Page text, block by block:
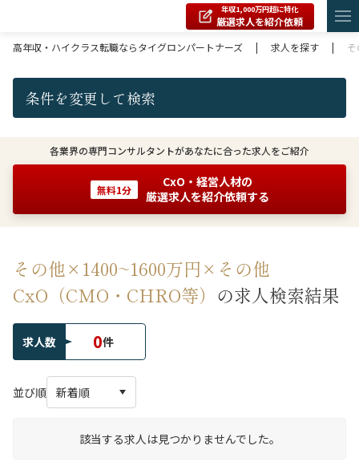
年収1,000万円超に特化
厳選求人を紹介依頼
高年収・ハイクラス転職ならタイグロンパートナーズ
| 求人を探す |
条件を変更して検索
各業界の専門コンサルタントがあなたに合った求人をご紹介
無料1分
CxO・経営人材の
厳選求人を紹介依頼する
その他×1400~1600万円×その他
CxO（CMO・CHRO等） の求人検索結果
求人数 0件
並び順
該当する求人は見つかりませんでした。